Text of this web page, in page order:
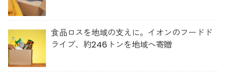
食品ロスを地域の支えに。イオンのフードド
ライブ、約246トンを地域へ寄贈